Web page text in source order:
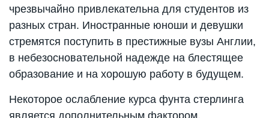
чрезвычайно привлекательна для студентов из
разных стран. Иностранные юноши и девушки
стремятся поступить в престижные вузы Англии,
в небезосновательной надежде на блестящее
образование и на хорошую работу в будущем.
Некоторое ослабление курса фунта стерлинга